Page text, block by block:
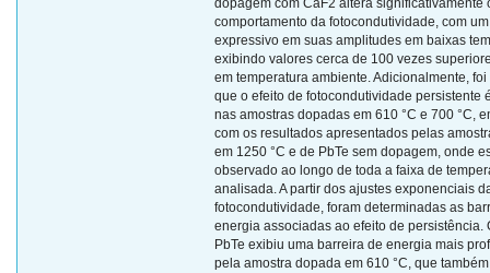
dopagem com CaF2 altera significativamente
comportamento da fotocondutividade, com
expressivo em suas amplitudes em baixas
exibindo valores cerca de 100 vezes
em temperatura ambiente. Adicionalmente,
que o efeito de fotocondutividade persistente
nas amostras dopadas em 610 °C e 700 °C,
com os resultados apresentados pelas
em 1250 °C e de PbTe sem dopagem, onde
observado ao longo de toda a faixa de
analisada. A partir dos ajustes exponenciais
fotocondutividade, foram determinadas as
energia associadas ao efeito de persistência.
PbTe exibiu uma barreira de energia mais
pela amostra dopada em 610 °C, que